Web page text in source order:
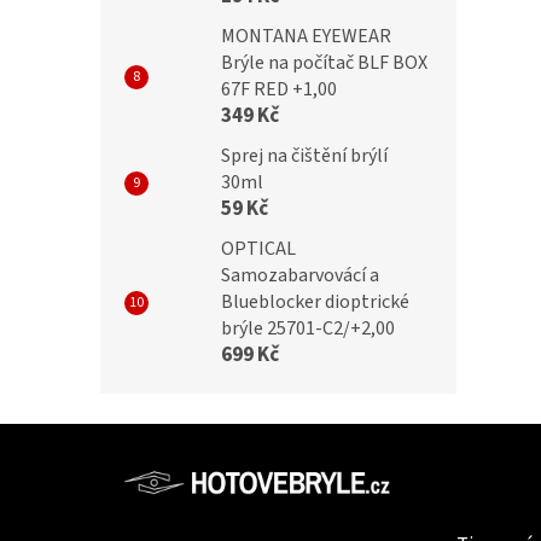
MONTANA EYEWEAR
Brýle na počítač BLF BOX
67F RED +1,00
349 Kč
Sprej na čištění brýlí
30ml
59 Kč
OPTICAL
Samozabarvovácí a
Blueblocker dioptrické
brýle 25701-C2/+2,00
699 Kč